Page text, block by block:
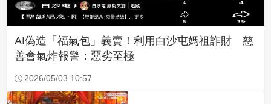
AI偽造「福氣包」義賣！利用白沙屯媽祖詐財 慈
善會氣炸報警：惡劣至極
2026/05/03 10:57